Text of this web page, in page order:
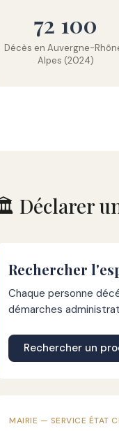
72 100
Décès en Auvergne-
Alpes (2024)
Déclarer
Rechercher
Chaque personne
démarches
Rechercher un
MAIRIE — SERVICE ÉTAT